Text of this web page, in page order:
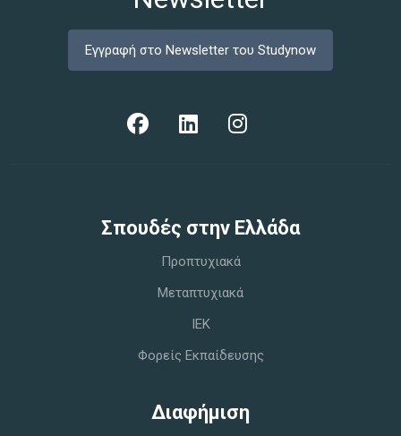
Εγγραφή στο Newsletter του Studynow
Σπoυδές στην Ελλάδα
Προπτυχιακά
Μεταπτυχιακά
IEK
Φορείς Εκπαίδευσης
Διαφήμιση